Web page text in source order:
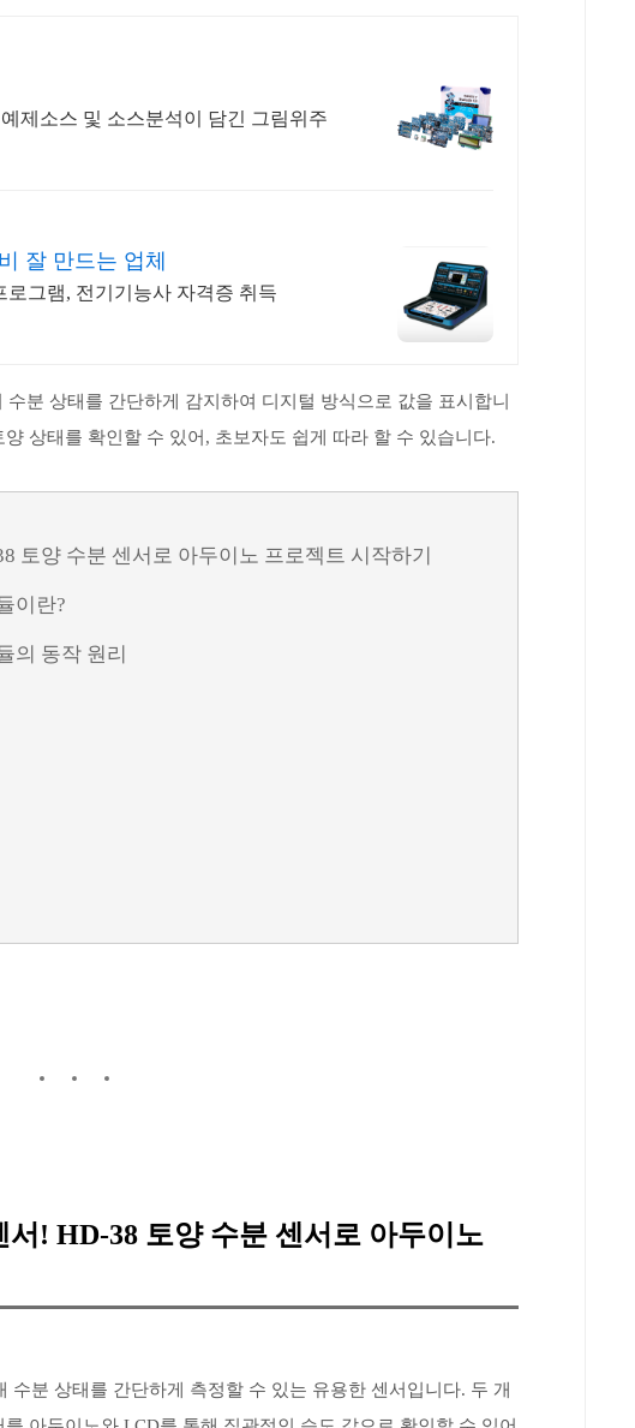
제소스 및 소스분석이 담긴 그림위주
잘 만드는 업체
그램, 전기기능사 자격증 취득
분 상태를 간단하게 감지하여 디지털 방식으로 값을 표시합니
상태를 확인할 수 있어, 초보자도 쉽게 따라 할 수 있습니다.
토양 수분 센서로 아두이노 프로젝트 시작하기
이란?
의 동작 원리
! HD-38 토양 수분 센서로 아두이노
수분 상태를 간단하게 측정할 수 있는 유용한 센서입니다. 두 개